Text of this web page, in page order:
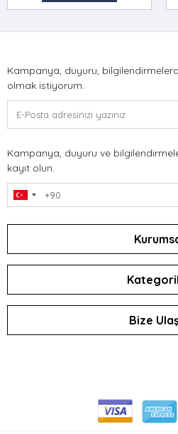
Kampanya, duyuru,
olmak istiyorum.
Kampanya, duyuru ve
kayıt olun.
Bize